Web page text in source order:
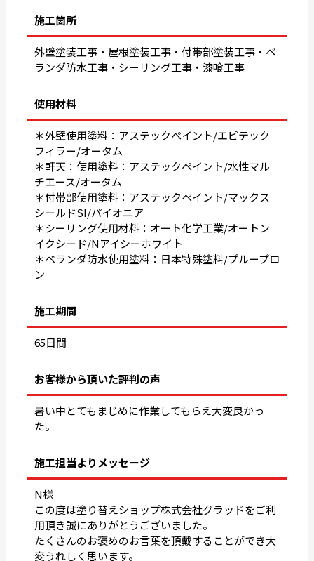
施工箇所
外壁塗装工事・屋根塗装工事・付帯部塗装工事・ベ
ランダ防水工事・シーリング工事・漆喰工事
使用材料
＊外壁使用塗料：アステックペイント/エピテック
フィラー/オータム
＊軒天：使用塗料：アステックペイント/水性マル
チエース/オータム
＊付帯部使用塗料：アステックペイント/マックス
シールドSI/パイオニア
＊シーリング使用材料：オート化学工業/オートン
イクシード/Nアイシーホワイト
＊ベランダ防水使用塗料：日本特殊塗料/プループロ
ン
施工期間
65日間
お客様から頂いた評判の声
暑い中とてもまじめに作業してもらえ大変良かっ
た。
施工担当よりメッセージ
N様
この度は塗り替えショップ株式会社グラッドをご利
用頂き誠にありがとうございました。
たくさんのお褒めのお言葉を頂戴することができ大
変うれしく思います。